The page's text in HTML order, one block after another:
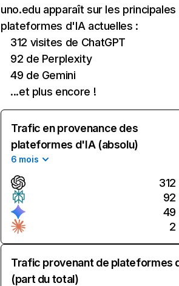
uno.edu apparaît sur les principales
plateformes d'IA actuelles :
312 visites de ChatGPT
92 de Perplexity
49 de Gemini
...et plus encore !
Trafic en provenance des
plateformes d'IA (absolu)
6 mois
312
92
49
2
Trafic provenant de plateformes
(part du total)